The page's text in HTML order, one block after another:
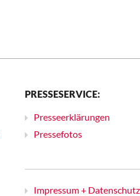
PRESSESERVICE:
Presseerklärungen
Pressefotos
Impressum +